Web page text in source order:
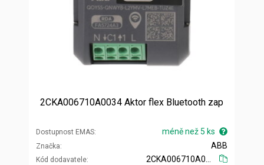
2CKA006710A0034 Aktor flex Bluetooth zap
Dostupnost EMAS méně než 5 ks
Značka
Kód dodavatele
ABB
2CKA006710A0034